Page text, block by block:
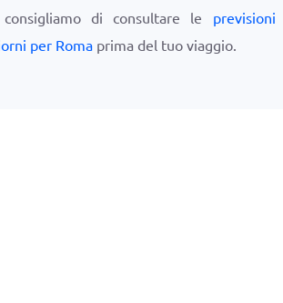
di consultare le previsioni
per Roma prima del tuo viaggio.